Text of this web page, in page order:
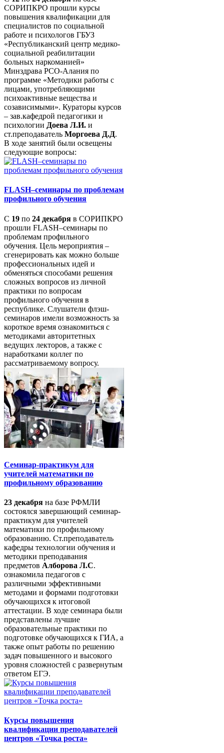
СОРИПКРО прошли курсы
повышения квалификации для
специалистов по социальной
работе и психологов ГБУЗ
«Республиканский центр медико-
социальной реабилитации
больных наркоманией»
Минздрава РСО-Алания по
программе «Методики работы с
лицами, употребляющими
психоактивные вещества и
созависимыми». Кураторы курсов
– зав.кафедрой педагогики и
психологии Доева Л.И. и
ст.преподаватель Моргоева Д.Д.
В ходе занятий были освещены
следующие вопросы:
FLASH–семинары по проблемам
профильного обучения
С 19 по 24 декабря в СОРИПКРО
прошли FLASH–семинары по
проблемам профильного
обучения. Цель мероприятия –
сгенерировать как можно больше
профессиональных идей и
обменяться способами решения
сложных вопросов из личной
практики по вопросам
профильного обучения в
республике. Слушатели флэш-
семинаров имели возможность за
короткое время ознакомиться с
методиками авторитетных
ведущих лекторов, а также с
наработками коллег по
рассматриваемому вопросу.
Семинар-практикум для
учителей математики по
профильному образованию
23 декабря на базе РФМЛИ
состоялся завершающий семинар-
практикум для учителей
математики по профильному
образованию. Ст.преподаватель
кафедры технологии обучения и
методики преподавания
предметов Алборова Л.С.
ознакомила педагогов с
различными эффективными
методами и формами подготовки
обучающихся к итоговой
аттестации. В ходе семинара были
представлены лучшие
образовательные практики по
подготовке обучающихся к ГИА, а
также опыт работы по решению
задач повышенного и высокого
уровня сложностей с развернутым
ответом ЕГЭ.
Курсы повышения
квалификации преподавателей
центров «Точка роста»